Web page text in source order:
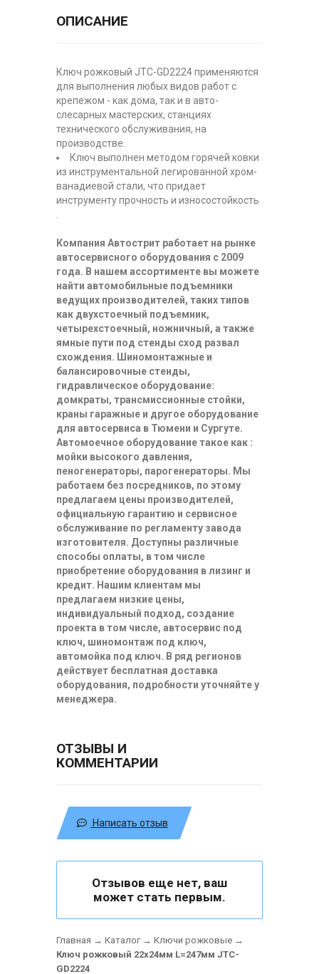
ОПИСАНИЕ
Ключ рожковый JTC-GD2224 применяются
для выполнения любых видов работ с
крепежом - как дома, так и в авто-
слесарных мастерских, станциях
технического обслуживания, на
производстве.
Ключ выполнен методом горячей ковки
из инструментальной легированной хром-
ванадиевой стали, что придает
инструменту прочность и износостойкость
Компания Автострит работает на рынке
автосервисного оборудования с 2009
года. В нашем ассортименте вы можете
найти автомобильные подъемники
ведущих производителей, таких типов
как двухстоечный подъемник,
четырехстоечный, ножничный, а также
ямные пути под стенды сход развал
схождения. Шиномонтажные и
балансировочные стенды,
гидравлическое оборудование:
домкраты, трансмиссионные стойки,
краны гаражные и другое оборудование
для автосервиса в Тюмени и Сургуте.
Автомоечное оборудование такое как :
мойки высокого давления,
пеногенераторы, парогенераторы. Мы
работаем без посредников, по этому
предлагаем цены производителей,
официальную гарантию и сервисное
обслуживание по регламенту завода
изготовителя. Доступны различные
способы оплаты, в том числе
приобретение оборудования в лизинг и
кредит. Нашим клиентам мы
предлагаем низкие цены,
индивидуальный подход, создание
проекта в том числе, автосервис под
ключ, шиномонтаж под ключ,
автомойка под ключ. В ряд регионов
действует бесплатная доставка
оборудования, подробности уточняйте у
менеджера.
ОТЗЫВЫ И
КОММЕНТАРИИ
Написать отзыв
Отзывов еще нет, ваш
может стать первым.
Главная → Каталог→ Ключи рожковые →
Ключ рожковый 22х24мм L=247мм JTC-
GD2224